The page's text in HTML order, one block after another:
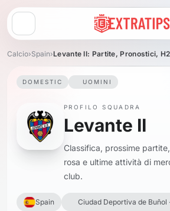
Apri menu
Calcio›Spain›Levante II: Partite, Pronostici,
DOMESTIC UOMINI
PROFILO SQUADRA
Levante II
Classifica, prossime
rosa e ultime attività di
club.
Spain
Ciudad Deportiva de Buñol